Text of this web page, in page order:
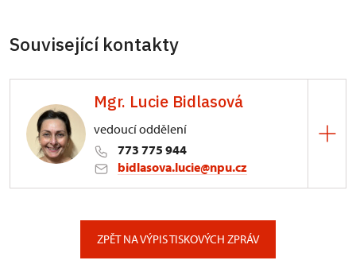
Související kontakty
Mgr. Lucie Bidlasová
vedoucí oddělení
773 775 944
bidlasova.lucie@npu.cz
ZPĚT NA VÝPIS TISKOVÝCH ZPRÁV